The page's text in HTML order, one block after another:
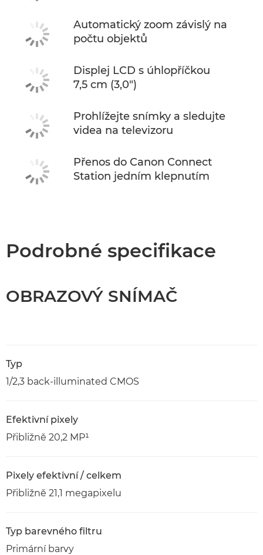
Automatický zoom závislý na
počtu objektů
Displej LCD s úhlopříčkou
7,5 cm (3,0")
Prohlížejte snímky a sledujte
videa na televizoru
Přenos do Canon Connect
Station jedním klepnutím
Podrobné specifikace
OBRAZOVÝ SNÍMAČ
Typ
1/2,3 back-illuminated CMOS
Efektivní pixely
Přibližně 20,2 MP¹
Pixely efektivní / celkem
Přibližně 21,1 megapixelu
Typ barevného filtru
Primární barvy